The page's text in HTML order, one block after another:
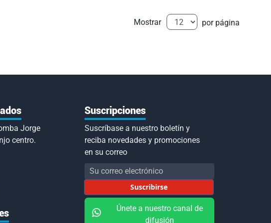
Mostrar por página
Jorge
centro.
Suscripciones
Suscríbase a nuestro boletín y
reciba novedades y promociones
en su correo
Inscríbase
a
nuestro
de
Suscribirse
Únete a nuestro canal de
difusión